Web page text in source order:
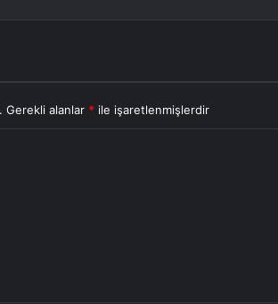
Gerekli alanlar * ile işaretlenmişlerdir